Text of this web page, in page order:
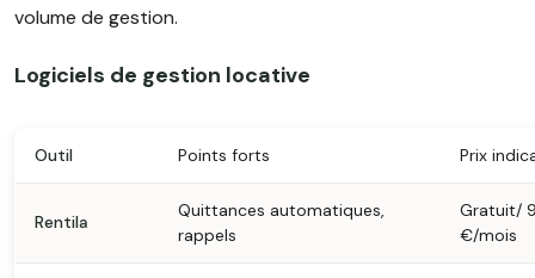
volume de gestion.
Logiciels de gestion locative
Outil Points forts Prix
Rentila
Quittances automatiques,
rappels
Gratuit/
€/mois